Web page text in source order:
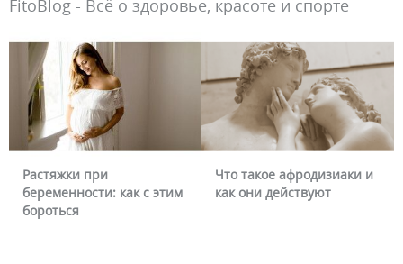
FitoBlog - Всё о здоровье, красоте и спорте
Растяжки при
беременности: как с этим
бороться
Что такое афродизиаки и
как они действуют